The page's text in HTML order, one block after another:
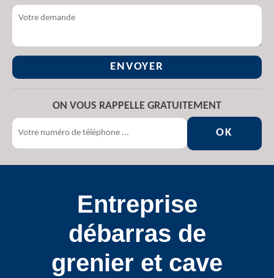
ON VOUS RAPPELLE GRATUITEMENT
Entreprise
débarras de
grenier et cave